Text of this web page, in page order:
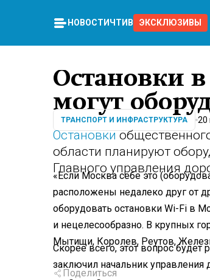
НОВОСТИ ЧТИВО ЭКСКЛЮЗИВЫ
Остановки
могут
ТРАНСПОРТ И ИНФРАСТРУКТУРА 20
Остановки
области планируют
Главного управления
«Если Москва себе это
расположены недалеко друг от
оборудовать остановки Wi-Fi в
и нецелесообразно. В крупных
Мытищи, Королев, Реутов,
Скорее всего, этот вопрос будет
заключил начальник управления
Поделиться